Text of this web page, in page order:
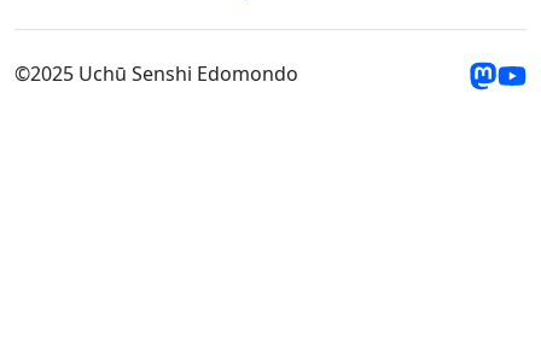
©2025 Uchū Senshi Edomondo